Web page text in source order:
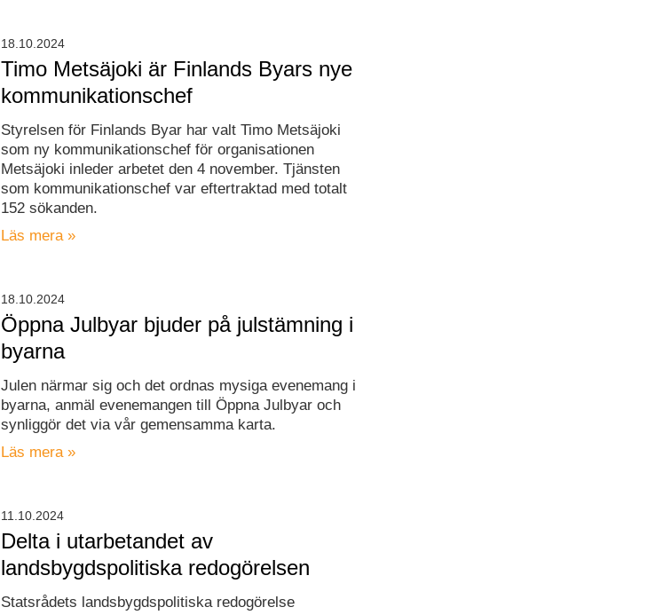
Timo Metsäjoki är Finlands Byars nye
kommunikationschef
Styrelsen för Finlands Byar har valt Timo Metsäjoki
som ny kommunikationschef för organisationen
Metsäjoki inleder arbetet den 4 november. Tjänsten
som kommunikationschef var eftertraktad med totalt
152 sökanden.
Läs mera »
18.10.2024
Öppna Julbyar bjuder på julstämning i
byarna
Julen närmar sig och det ordnas mysiga evenemang i
byarna, anmäl evenemangen till Öppna Julbyar och
synliggör det via vår gemensamma karta.
Läs mera »
18.10.2024
Delta i utarbetandet av
landsbygdspolitiska redogörelsen
Statsrådets landsbygdspolitiska redogörelse
11.10.2024